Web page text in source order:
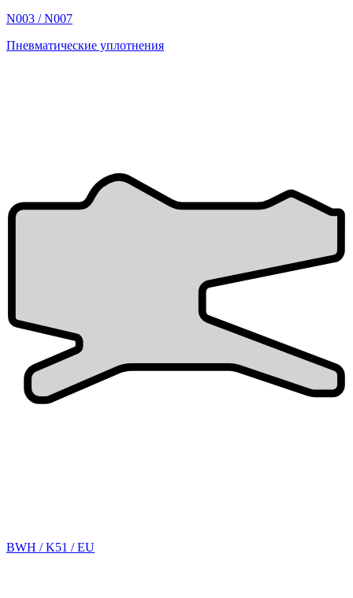
N003 / N007
Пневматические уплотнения
BWH / K51 / EU